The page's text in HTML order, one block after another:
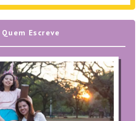
Quem Escreve